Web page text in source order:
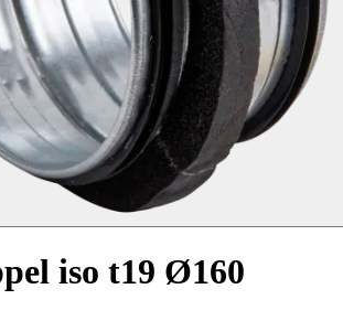
iso t19 Ø160